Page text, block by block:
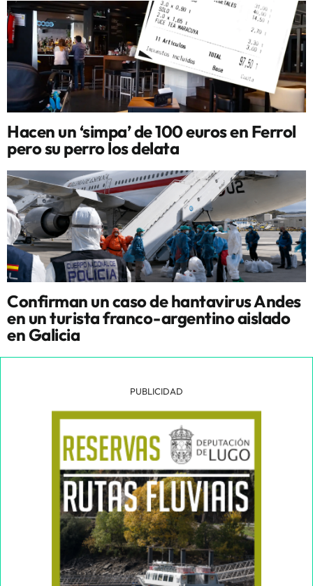
Hacen un ‘simpa’ de 100 euros en Ferrol
pero su perro los delata
Confirman un caso de hantavirus Andes
en un turista franco-argentino aislado
en Galicia
PUBLICIDAD